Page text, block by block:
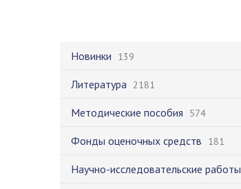
Новинки 139
Литература 2181
Методические пособия 574
Фонды оценочных средств 181
Научно-исследовательские работы